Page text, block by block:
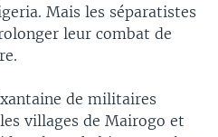
Mais les séparatistes
leur combat de
de militaires
villages de Mairogo et